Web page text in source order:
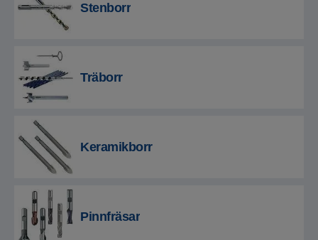
Stenborr
Träborr
Keramikborr
Pinnfräsar